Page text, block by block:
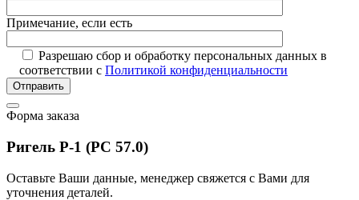
Примечание, если есть
Разрешаю сбор и обработку персональных данных в
соответствии с Политикой конфиденциальности
Отправить
Форма заказа
Ригель P-1 (PC 57.0)
Оставьте Ваши данные, менеджер свяжется с Вами для
уточнения деталей.